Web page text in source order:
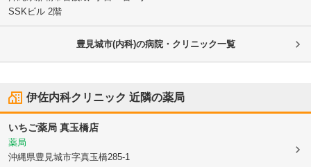
SSKビル 2階
豊見城市(内科)の病院・クリニック一覧
伊佐内科クリニック 近隣の薬局
いちご薬局 真玉橋店
薬局
沖縄県豊見城市字真玉橋285-1